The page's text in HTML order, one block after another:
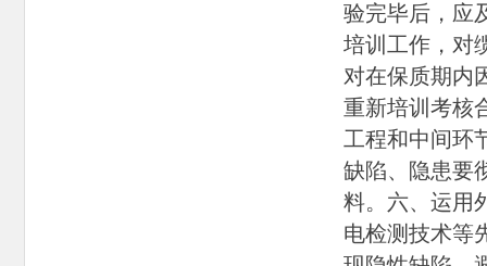
验完毕后，应
培训工作，对
对在保质期内
重新培训考核
工程和中间环
缺陷、隐患要
料。六、运用
电检测技术等